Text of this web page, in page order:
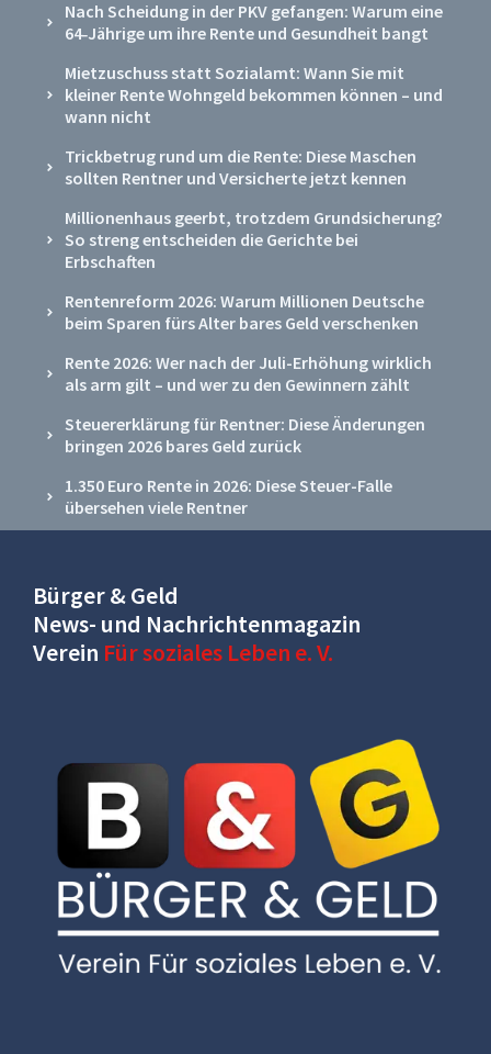
Nach Scheidung in der PKV gefangen: Warum eine
64‑Jährige um ihre Rente und Gesundheit bangt
Mietzuschuss statt Sozialamt: Wann Sie mit
kleiner Rente Wohngeld bekommen können – und
wann nicht
Trickbetrug rund um die Rente: Diese Maschen
sollten Rentner und Versicherte jetzt kennen
Millionenhaus geerbt, trotzdem Grundsicherung?
So streng entscheiden die Gerichte bei
Erbschaften
Rentenreform 2026: Warum Millionen Deutsche
beim Sparen fürs Alter bares Geld verschenken
Rente 2026: Wer nach der Juli-Erhöhung wirklich
als arm gilt – und wer zu den Gewinnern zählt
Steuererklärung für Rentner: Diese Änderungen
bringen 2026 bares Geld zurück
1.350 Euro Rente in 2026: Diese Steuer-Falle
übersehen viele Rentner
Bürger & Geld
News- und Nachrichtenmagazin
Verein Für soziales Leben e. V.